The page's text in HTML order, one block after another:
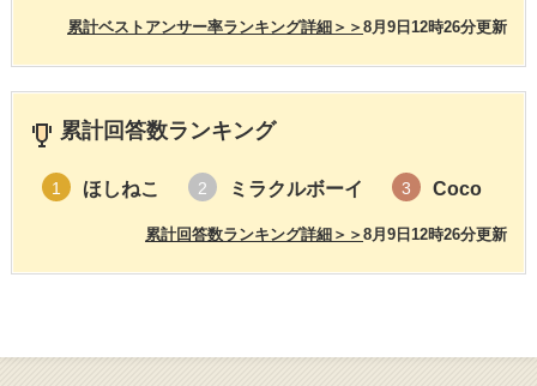
8月9日12時26分更新
累計ベストアンサー率ランキング詳細＞＞
累計回答数ランキング
1 ほしねこ 2 ミラクルボーイ 3 Coco
8月9日12時26分更新
累計回答数ランキング詳細＞＞